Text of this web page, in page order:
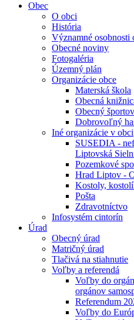
Obec
O obci
História
Významné osobnosti
Obecné noviny
Fotogaléria
Územný plán
Organizácie obce
Materská škola
Obecná
Obecný
Dobrovoľný
Iné organizácie v obci
SUSEDIA -
Liptovská
Pozemkové
Hrad Liptov -
Kostoly,
Pošta
Zdravotníctvo
Infosystém cintorín
Úrad
Obecný úrad
Matričný úrad
Tlačivá na stiahnutie
Voľby a referendá
Voľby do
orgánov
Referendum
Voľby do